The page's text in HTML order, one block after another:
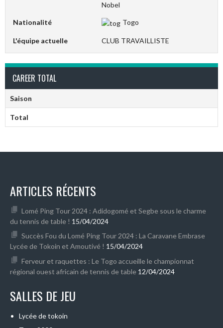
Nobel
Nationalité Togo
L'équipe actuelle CLUB TRAVAILLISTE
CAREER TOTAL
Saison
Total
ARTICLES RÉCENTS
Lomé Ping Tour 2024 : Adidogomé et Segbe sous le charme
du tennis de table ! 15/04/2024
Succès Fou du Lomé Ping Tour 2024 : La Caravane Embrase
Lycée de Tokoin et Amoutivé ! 15/04/2024
Ferveur et raquettes : Le Togo accueille le championnat
régional ouest africain de tennis de table 12/04/2024
SALLES DE JEU
Lycée de tokoin